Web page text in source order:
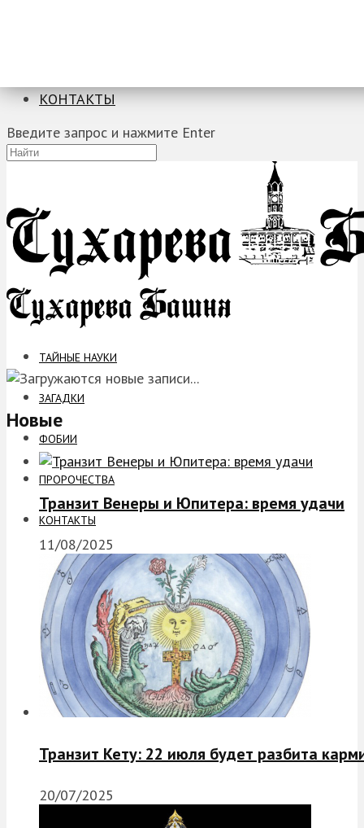
КОНТАКТЫ
Введите запрос и нажмите Enter
ТАЙНЫЕ НАУКИ
ЗАГАДКИ
ФОБИИ
ПРОРОЧЕСТВА
КОНТАКТЫ
Новые
Транзит Венеры и Юпитера: время удачи
11/08/2025
Транзит Кету: 22 июля будет разбита
20/07/2025